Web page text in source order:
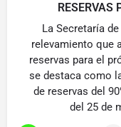
RESERVAS
La Secretaría
relevamiento que
reservas para el
se destaca como
de reservas del
del 25 de